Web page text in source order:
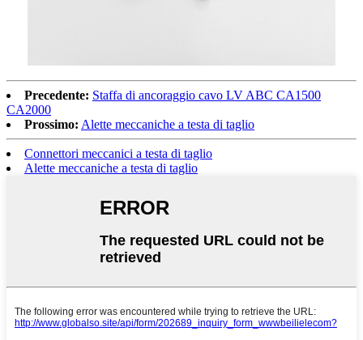
Precedente: Staffa di ancoraggio cavo LV ABC CA1500
CA2000
Prossimo: Alette meccaniche a testa di taglio
Connettori meccanici a testa di taglio
Alette meccaniche a testa di taglio